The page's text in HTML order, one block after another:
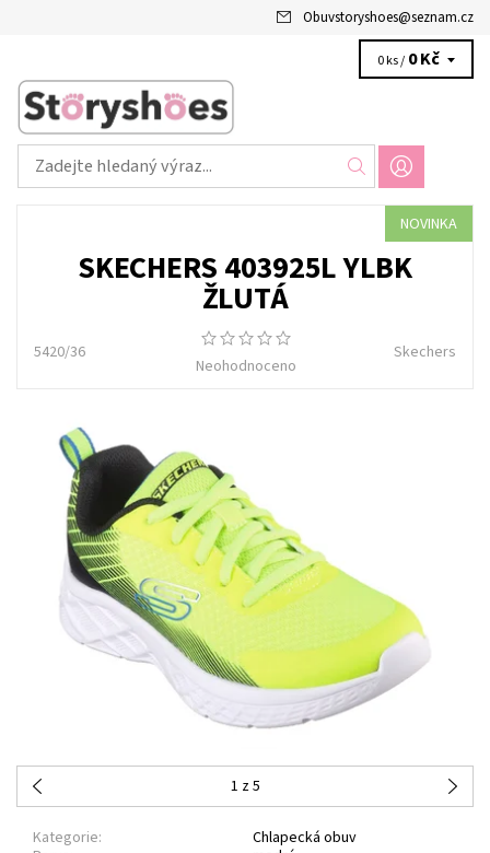
Obuvstoryshoes@seznam.cz
0 ks / 0 Kč
NOVINKA
SKECHERS 403925L YLBK
ŽLUTÁ
5420/36
Neohodnoceno
Skechers
1 z 5
Kategorie:
Chlapecká obuv